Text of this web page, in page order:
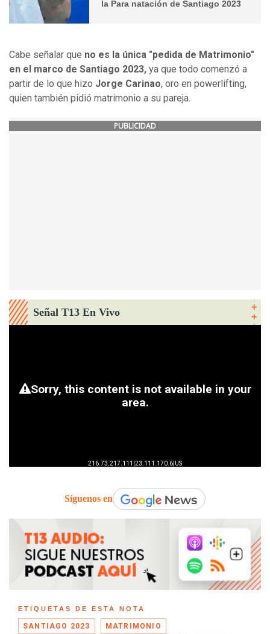
la Para natación de Santiago 2023
Cabe señalar que no es la única "pedida de Matrimonio"
en el marco de Santiago 2023, ya que todo comenzó a
partir de lo que hizo Jorge Carinao, oro en powerlifting,
quien también pidió matrimonio a su pareja.
PUBLICIDAD
Señal T13 En Vivo
Síguenos en
ETIQUETAS DE ESTA NOTA
SANTIAGO 2023 MATRIMONIO